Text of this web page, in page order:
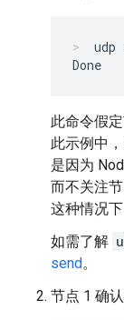
udp
此命令假
此示例中
是因为
而不关注
这种情况
如需了解
send。
节点 1 确